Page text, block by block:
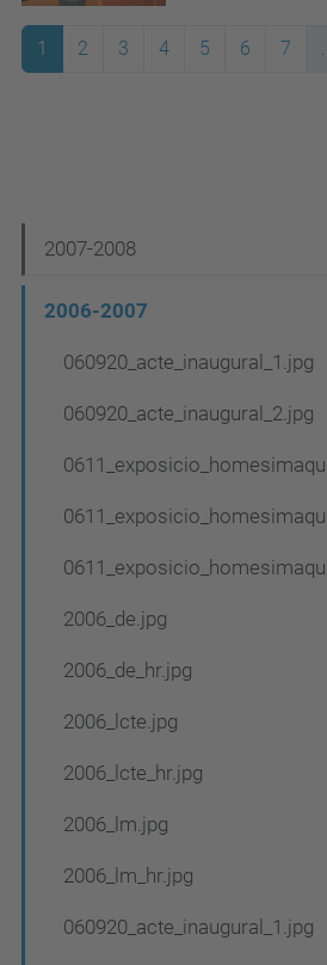
1 2 3 4 5 6 7
a
2007-2008
2006-2007
060920_acte_inaugural_1.jpg
060920_acte_inaugural_2.jpg
2006_de.jpg
2006_de_hr.jpg
2006_lcte.jpg
2006_lcte_hr.jpg
2006_lm.jpg
2006_lm_hr.jpg
060920_acte_inaugural_1.jpg